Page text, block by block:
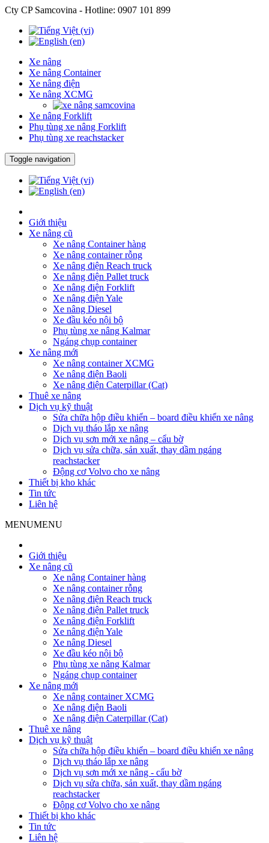
Cty CP Samcovina - Hotline: 0907 101 899
Xe nâng
Xe nâng Container
Xe nâng điện
Xe nâng XCMG
Xe nâng Forklift
Phụ tùng xe nâng Forklift
Phụ tùng xe reachstacker
Toggle navigation
Giới thiệu
Xe nâng cũ
Xe nâng Container hàng
Xe nâng container rỗng
Xe nâng điện Reach truck
Xe nâng điện Pallet truck
Xe nâng điện Forklift
Xe nâng điện Yale
Xe nâng Diesel
Xe đầu kéo nội bộ
Phụ tùng xe nâng Kalmar
Ngáng chụp container
Xe nâng mới
Xe nâng container XCMG
Xe nâng điện Baoli
Xe nâng điện Caterpillar (Cat)
Thuê xe nâng
Dịch vụ kỹ thuật
Sửa chữa hộp điều khiển – board điều khiển xe nâng
Dịch vụ tháo lắp xe nâng
Dịch vụ sơn mới xe nâng – cẩu bờ
Dịch vụ sửa chữa, sản xuất, thay dầm ngáng
reachstacker
Động cơ Volvo cho xe nâng
Thiết bị kho khác
Tin tức
Liên hệ
MENUMENU
Giới thiệu
Xe nâng cũ
Xe nâng Container hàng
Xe nâng container rỗng
Xe nâng điện Reach truck
Xe nâng điện Pallet truck
Xe nâng điện Forklift
Xe nâng điện Yale
Xe nâng Diesel
Xe đầu kéo nội bộ
Phụ tùng xe nâng Kalmar
Ngáng chụp container
Xe nâng mới
Xe nâng container XCMG
Xe nâng điện Baoli
Xe nâng điện Caterpillar (Cat)
Thuê xe nâng
Dịch vụ kỹ thuật
Sửa chữa hộp điều khiển – board điều khiển xe nâng
Dịch vụ tháo lắp xe nâng
Dịch vụ sơn mới xe nâng - cẩu bờ
Dịch vụ sửa chữa, sản xuất, thay dầm ngáng
reachstacker
Động cơ Volvo cho xe nâng
Thiết bị kho khác
Tin tức
Liên hệ